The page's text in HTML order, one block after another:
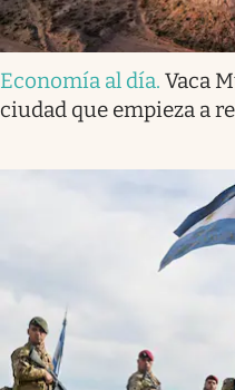
Economía al día. Vaca
ciudad que empieza a